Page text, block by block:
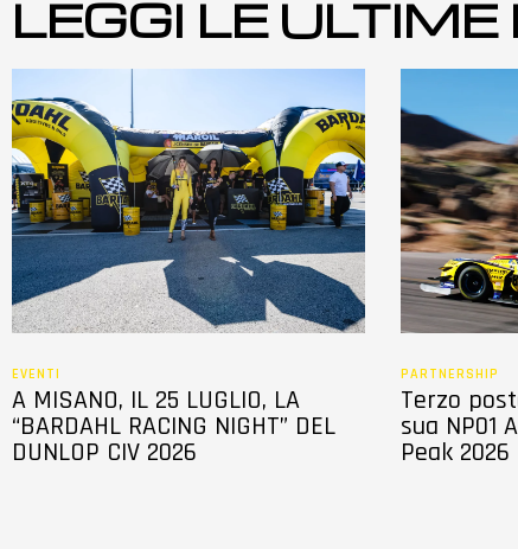
s
e
n
o
LEGGI LE
EVENTI
A MISANO, IL 25 LUGLIO, LA
“BARDAHL RACING NIGHT” DEL
DUNLOP CIV 2026
PARTNERSHIP
Terzo
sua NP01
Peak 2026